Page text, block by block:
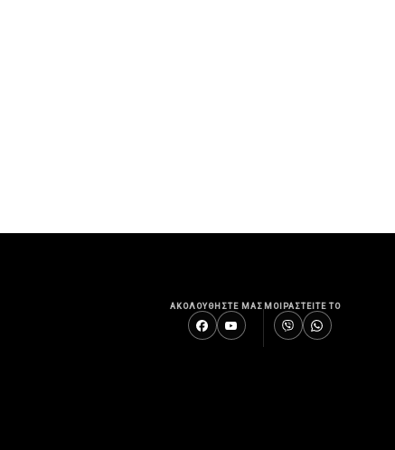
ΑΚΟΛΟΥΘΗΣΤΕ ΜΑΣ ΜΟΙΡΑΣΤΕΙΤΕ ΤΟ